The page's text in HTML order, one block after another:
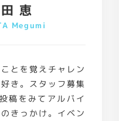
恵
Megumi
とを覚えチャレン
き。スタッフ募集
稿をみてアルバイ
きっかけ。イベン